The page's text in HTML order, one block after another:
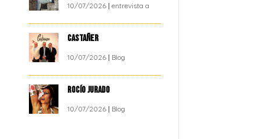
10/07/2026 |entrevista a
CASTAÑER
10/07/2026 | Blog
ROCÍO JURADO
10/07/2026 | Blog